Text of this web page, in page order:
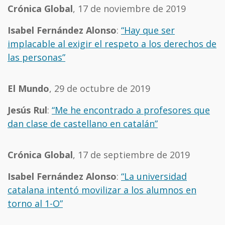
Crónica Global, 17 de noviembre de 2019
Isabel Fernández Alonso: “Hay que ser
implacable al exigir el respeto a los derechos de
las personas”
El Mundo, 29 de octubre de 2019
Jesús Rul: “Me he encontrado a profesores que
dan clase de castellano en catalán”
Crónica Global, 17 de septiembre de 2019
Isabel Fernández Alonso: “La universidad
catalana intentó movilizar a los alumnos en
torno al 1-O”